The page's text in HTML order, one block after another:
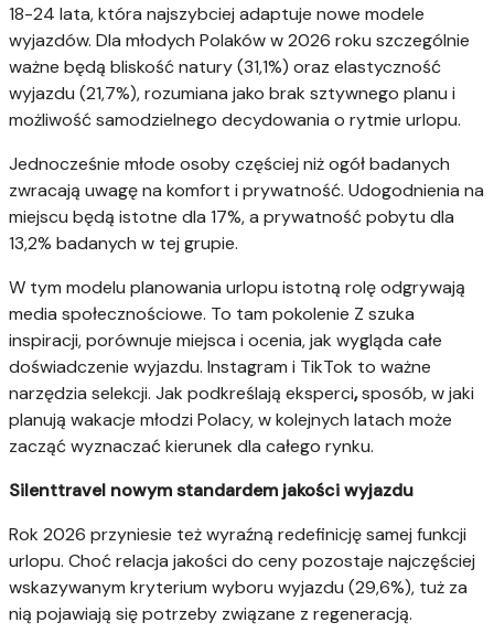
18-24 lata, która najszybciej adaptuje nowe modele
wyjazdów. Dla młodych Polaków w 2026 roku szczególnie
ważne będą bliskość natury (31,1%) oraz elastyczność
wyjazdu (21,7%), rozumiana jako brak sztywnego planu i
możliwość samodzielnego decydowania o rytmie urlopu.
Jednocześnie młode osoby częściej niż ogół badanych
zwracają uwagę na komfort i prywatność. Udogodnienia na
miejscu będą istotne dla 17%, a prywatność pobytu dla
13,2% badanych w tej grupie.
W tym modelu planowania urlopu istotną rolę odgrywają
media społecznościowe. To tam pokolenie Z szuka
inspiracji, porównuje miejsca i ocenia, jak wygląda całe
doświadczenie wyjazdu. Instagram i TikTok to ważne
narzędzia selekcji. Jak podkreślają eksperci,sposób, w jaki
planują wakacje młodzi Polacy, w kolejnych latach może
zacząć wyznaczać kierunek dla całego rynku.
Silenttravel nowym standardem jakości wyjazdu
Rok 2026 przyniesie też wyraźną redefinicję samej funkcji
urlopu. Choć relacja jakości do ceny pozostaje najczęściej
wskazywanym kryterium wyboru wyjazdu (29,6%), tuż za
nią pojawiają się potrzeby związane z regeneracją.